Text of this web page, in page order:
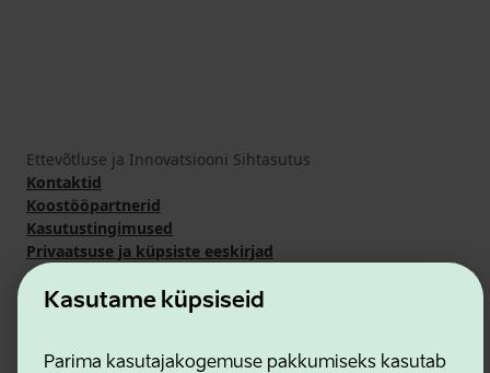
Kasutame küpsiseid
Parima kasutajakogemuse pakkumiseks kasutab
Ettevõtluse ja Innovatsiooni Sihtasutus
Kontaktid
Koostööpartnerid
Kasutustingimused
Privaatsuse ja küpsiste eeskirjad